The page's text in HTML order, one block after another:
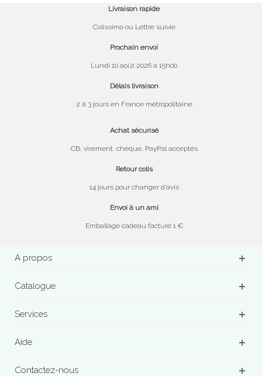
Livraison rapide
Colissimo ou Lettre suivie
Prochain envoi
Lundi 10 août 2026 à 15h00
Délais livraison
2 à 3 jours en France métropolitaine
Achat sécurisé
CB, virement, chèque, PayPal acceptés
Retour colis
14 jours pour changer d’avis
Envoi à un ami
Emballage cadeau facturé 1 €
A propos
Catalogue
Services
Aide
Contactez-nous